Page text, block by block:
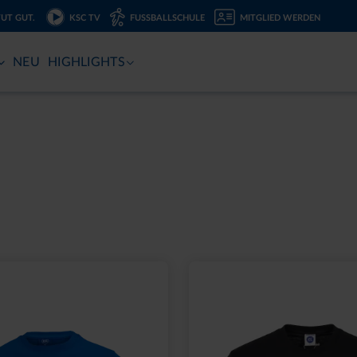
GUT. KSC TV FUSSBALLSCHULE MITGLIED WERDEN
NEU HIGHLIGHTS